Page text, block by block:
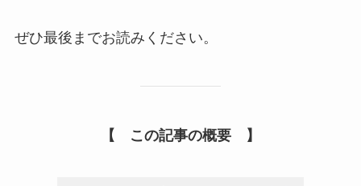
ぜひ最後までお読みください。
【 この記事の概要 】